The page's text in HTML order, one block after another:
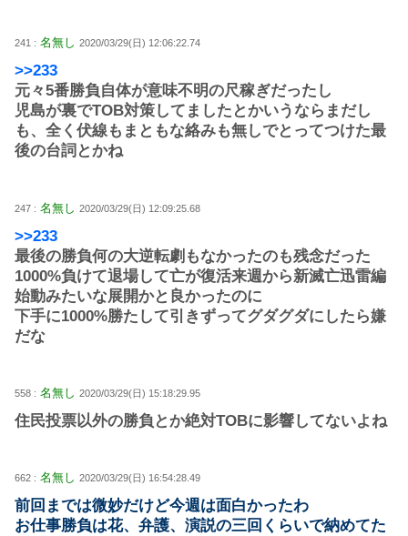
241 : 名無し 2020/03/29(日) 12:06:22.74
>>233
元々5番勝負自体が意味不明の尺稼ぎだったし
児島が裏でTOB対策してましたとかいうならまだし
も、全く伏線もまともな絡みも無しでとってつけた最
後の台詞とかね
247 : 名無し 2020/03/29(日) 12:09:25.68
>>233
最後の勝負何の大逆転劇もなかったのも残念だった
1000%負けて退場して亡が復活来週から新滅亡迅雷編
始動みたいな展開かと良かったのに
下手に1000%勝たして引きずってグダグダにしたら嫌
だな
558 : 名無し 2020/03/29(日) 15:18:29.95
住民投票以外の勝負とか絶対TOBに影響してないよね
662 : 名無し 2020/03/29(日) 16:54:28.49
前回までは微妙だけど今週は面白かったわ
お仕事勝負は花、弁護、演説の三回くらいで納めてた